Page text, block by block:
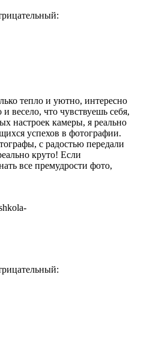
тепло и уютно, интересно
весело, что чувствуешь себя,
настроек камеры, я реально
успехов в фотографии.
с радостью передали
круто! Если
все премудрости фото,